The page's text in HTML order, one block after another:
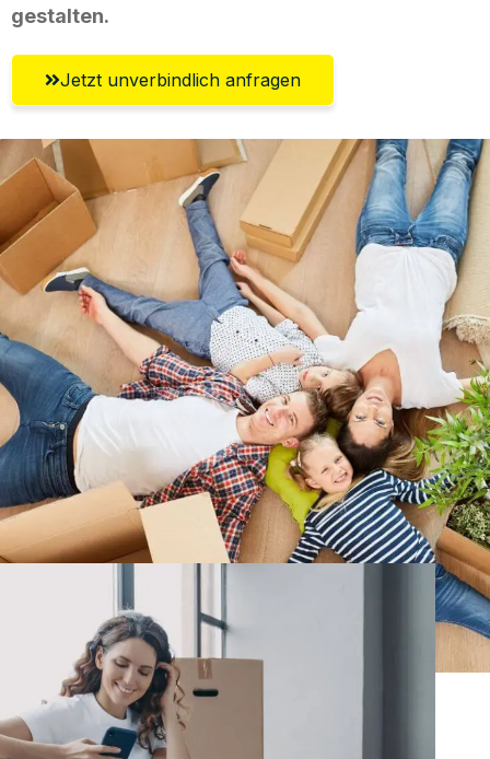
gestalten.
Jetzt unverbindlich anfragen